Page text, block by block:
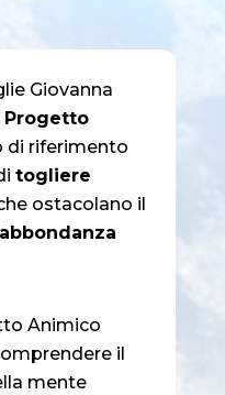
Giovanna
Progetto
di riferimento
togliere
ostacolano il
Animico
il
mente